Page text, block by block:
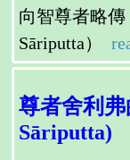
向智尊者略
Sāriputta）
尊者舍利
Sāriputta)